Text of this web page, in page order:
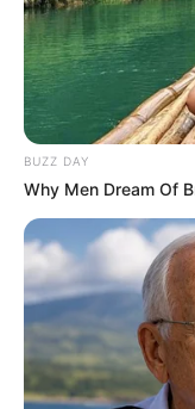
Ambyar! 10
Pakai Bahasa
Galau Abis
Fail! 10 Potret
Dimasak yang
Nggak Selera
BUZZ DAY
Why Men Dream Of